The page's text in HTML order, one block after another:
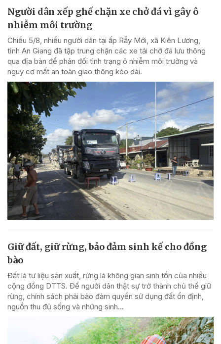
Người dân xếp ghế chặn xe chở đá vì gây ô
nhiễm môi trường
Chiều 5/8, nhiều người dân tại ấp Rẫy Mới, xã Kiên Lương,
tỉnh An Giang đã tập trung chặn các xe tải chở đá lưu thông
qua địa bàn để phản đối tình trạng ô nhiễm môi trường và
nguy cơ mất an toàn giao thông kéo dài.
Giữ đất, giữ rừng, bảo đảm sinh kế cho đồng
bào
Đất là tư liệu sản xuất, rừng là không gian sinh tồn của nhiều
cộng đồng DTTS. Để người dân thật sự trở thành chủ thể giữ
rừng, chính sách phải bảo đảm quyền sử dụng đất ổn định,
nguồn thu đủ sống và những sinh...